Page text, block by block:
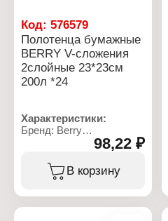
Код: 576579
Полотенца бумажные
BERRY V-сложения
2слойные 23*23см
200л *24
Характеристики:
Бренд: Berry
Тип товара: Полотенца
Вариация: двухслойные
Размер: 23х23 см
98,22 ₽
В корзину